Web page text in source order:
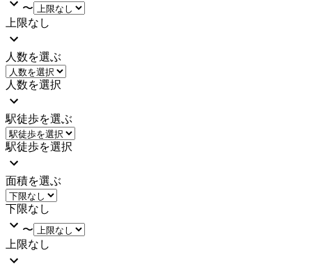
〜
上限なし
人数を選ぶ
人数を選択
駅徒歩を選ぶ
駅徒歩を選択
面積を選ぶ
下限なし
〜
上限なし